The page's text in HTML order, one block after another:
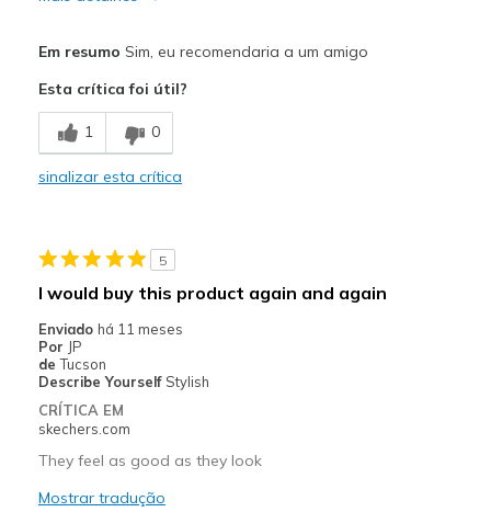
Comfortable
Melhores utilizações
Casual Wear
Sizing
View On Shoes
Shoes are for Wearing
Em resumo Sim, eu recomendaria a um amigo
Esta crítica foi útil?
1 0
sinalizar esta crítica
5
I would buy this product again and again
Enviado há 11 meses
Por JP
de Tucson
Describe Yourself Stylish
CRÍTICA EM
skechers.com
They feel as good as they look
Mostrar tradução